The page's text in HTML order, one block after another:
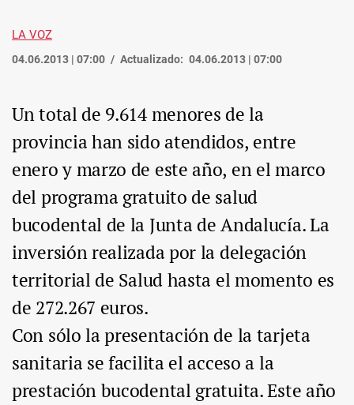
LA VOZ
04.06.2013 | 07:00 Actualizado: 04.06.2013 | 07:00
Un total de 9.614 menores de la
provincia han sido atendidos, entre
enero y marzo de este año, en el marco
del programa gratuito de salud
bucodental de la Junta de Andalucía. La
inversión realizada por la delegación
territorial de Salud hasta el momento es
de 272.267 euros.
Con sólo la presentación de la tarjeta
sanitaria se facilita el acceso a la
prestación bucodental gratuita. Este año